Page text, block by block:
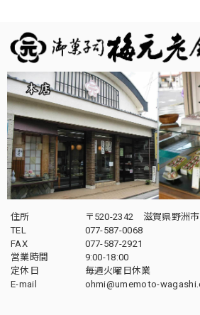
住所
〒520-2342 滋賀県野洲
TEL
077-587-0068
FAX
077-587-2921
営業時間
9:00-18:00
定休日
毎週火曜日休業
E-mail
ohmi@umemoto-